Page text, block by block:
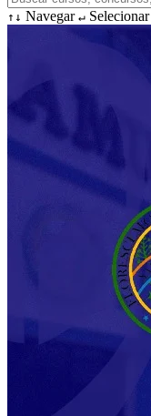
↑↓ Navegar ↵ Selecionar